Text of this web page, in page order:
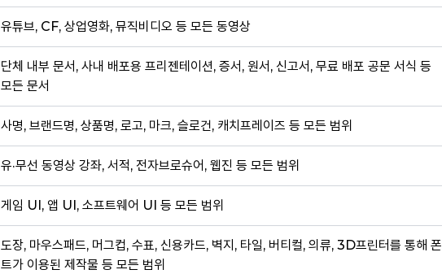
유튜브, CF, 상업영화, 뮤직비디오 등 모든 동영상
단체 내부 문서, 사내 배포용 프리젠테이션, 증서, 원서, 신고서, 무료 배포 공문 서식 등
모든 문서
사명, 브랜드명, 상품명, 로고, 마크, 슬로건, 캐치프레이즈 등 모든 범위
유·무선 동영상 강좌, 서적, 전자브로슈어, 웹진 등 모든 범위
게임 UI, 앱 UI, 소프트웨어 UI 등 모든 범위
도장, 마우스패드, 머그컵, 수표, 신용카드, 벽지, 타일, 버티컬, 의류, 3D프린터를 통해 폰
트가 이용된 제작물 등 모든 범위